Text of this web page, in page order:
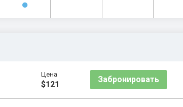
Цена
$121
Забронировать